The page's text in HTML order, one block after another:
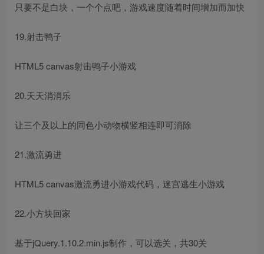
只要不是白块，一个个点吧，游戏速度随着时间增加而加快
19.射击鸭子
HTML5 canvas射击鸭子小游戏
20.天天消消乐
让三个及以上的同色小动物横竖相连即可消除
21.激流勇进
HTML5 canvas激流勇进小游戏代码，迷宫逃生小游戏
22.小方块回家
基于jQuery.1.10.2.min.js制作，可以选关，共30关